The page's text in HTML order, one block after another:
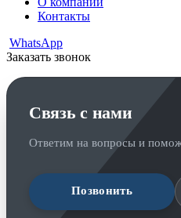
Контакты
WhatsApp
Заказать звонок
Связь с нами
Ответим на вопросы и
Позвонить